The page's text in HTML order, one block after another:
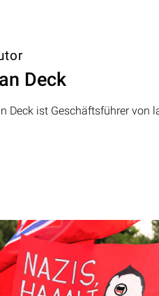
Deck
Deck ist Geschäftsführer von